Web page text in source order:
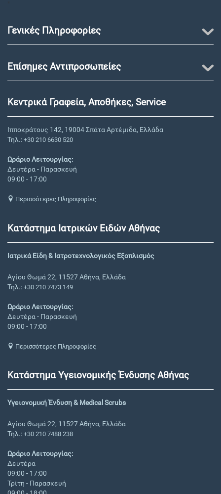
"
Γενικές Πληροφορίες
Επίσημες Αντιπροσωπείες
Κεντρικά Γραφεία, Αποθήκες, Service
Ιπποκράτους 142, 19004 Σπάτα Αρτέμιδα, Ελλάδα
Τηλ.: +30 210 6630 520
Ωράριο Λειτουργίας:
Δευτέρα - Παρασκευή
09:00 - 17:00
Περισσότερες Πληροφορίες
Κατάστημα Ιατρικών Ειδών Αθήνας
Ιατρικά Είδη & Ιατροτεχνολογικός Εξοπλισμός
Αγίου Θωμά 22, 11527 Αθήνα, Ελλάδα
Τηλ.: +30 210 7473 149
Ωράριο Λειτουργίας:
Δευτέρα - Παρασκευή
09:00 - 17:00
Περισσότερες Πληροφορίες
Κατάστημα Υγειονομικής Ένδυσης Αθήνας
Υγειονομική Ένδυση & Medical Scrubs
Αγίου Θωμά 22, 11527 Αθήνα, Ελλάδα
Τηλ.: +30 210 7488 238
Ωράριο Λειτουργίας:
Δευτέρα
09:00 - 17:00
Τρίτη - Παρασκευή